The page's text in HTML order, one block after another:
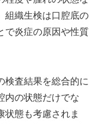
組織生検は口腔底の
で炎症の原因や性質
検査結果を総合的に
内の状態だけでな
状態も考慮されま